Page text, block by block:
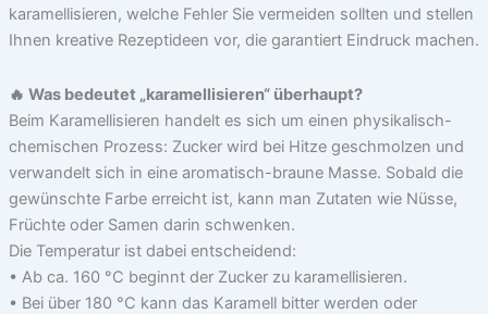
karamellisieren, welche Fehler Sie vermeiden sollten und stellen
Ihnen kreative Rezeptideen vor, die garantiert Eindruck machen.
🔥 Was bedeutet „karamellisieren“ überhaupt?
Beim Karamellisieren handelt es sich um einen physikalisch-
chemischen Prozess: Zucker wird bei Hitze geschmolzen und
verwandelt sich in eine aromatisch-braune Masse. Sobald die
gewünschte Farbe erreicht ist, kann man Zutaten wie Nüsse,
Früchte oder Samen darin schwenken.
Die Temperatur ist dabei entscheidend:
• Ab ca. 160 °C beginnt der Zucker zu karamellisieren.
• Bei über 180 °C kann das Karamell bitter werden oder